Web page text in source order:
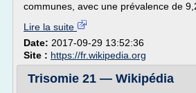
communes, avec une prévalence de
Lire la suite
Date: 2017-09-29 13:52:36
Site : https://fr.wikipedia.org
Trisomie 21 — Wikipédia